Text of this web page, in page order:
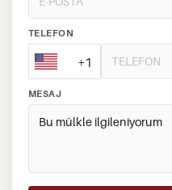
TELEFON
+1
MESAJ